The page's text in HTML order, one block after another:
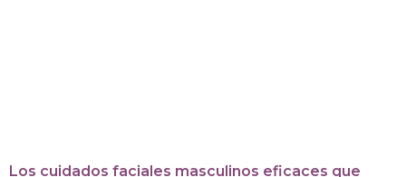
Los cuidados faciales masculinos eficaces que